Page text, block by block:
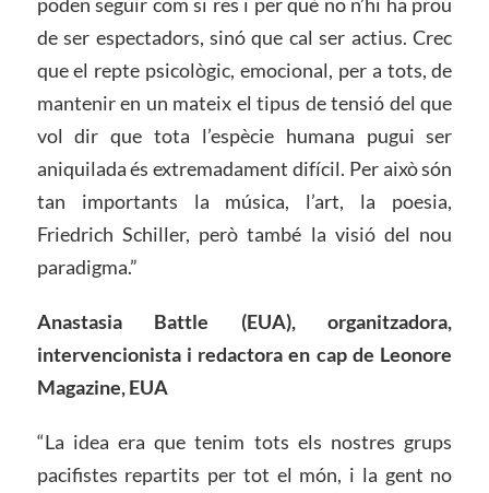
de ser espectadors, sinó que cal ser actius. Crec
que el repte psicològic, emocional, per a tots, de
mantenir en un mateix el tipus de tensió del que
vol dir que tota l’espècie humana pugui ser
aniquilada és extremadament difícil. Per això són
tan importants la música, l’art, la poesia,
Friedrich Schiller, però també la visió del nou
paradigma.”
Anastasia Battle (EUA), organitzadora,
intervencionista i redactora en cap de Leonore
Magazine, EUA
“La idea era que tenim tots els nostres grups
pacifistes repartits per tot el món, i la gent no